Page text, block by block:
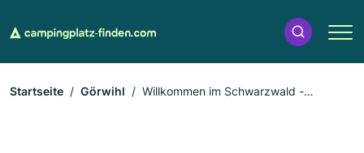
Startseite Görwihl
Willkommen im Schwarzwald -